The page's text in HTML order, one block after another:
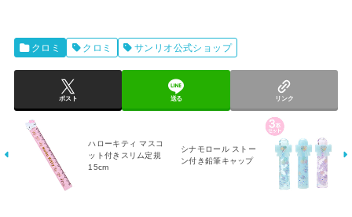
クロミ クロミ サンリオ公式ショップ
ポスト 送る リンク
ハローキティ マスコ
ット付きスリム定規
15cm
シナモロール ストー
ン付き鉛筆キャップ